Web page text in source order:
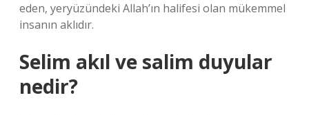
eden, yeryüzündeki Allah’ın halifesi olan mükemmel
insanın aklıdır.
Selim akıl ve salim duyular
nedir?